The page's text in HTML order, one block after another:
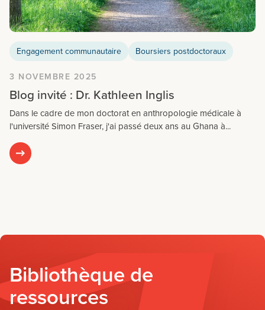
Engagement communautaire Boursiers postdoctoraux
3 NOVEMBRE 2025
Blog invité : Dr. Kathleen Inglis
Dans le cadre de mon doctorat en anthropologie médicale à
l'université Simon Fraser, j'ai passé deux ans au Ghana à...
Bibliothèque de
ressources